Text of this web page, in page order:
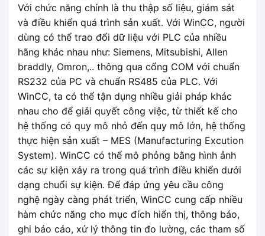
Với chức năng chính là thu thập số liệu, giám sát
và điều khiển quá trình sản xuất. Với WinCC, người
dùng có thể trao đổi dữ liệu với PLC của nhiều
hãng khác nhau như: Siemens, Mitsubishi, Allen
braddly, Omron,.. thông qua cổng COM với chuẩn
RS232 của PC và chuẩn RS485 của PLC. Với
WinCC, ta có thể tận dụng nhiều giải pháp khác
nhau cho để giải quyết công việc, từ thiết kế cho
hệ thống có quy mô nhỏ đến quy mô lớn, hệ thống
thực hiện sản xuất – MES (Manufacturing Excution
System). WinCC có thể mô phỏng bằng hình ảnh
các sự kiện xảy ra trong quá trình điều khiển dưới
dạng chuổi sự kiện. Để đáp ứng yêu cầu công
nghệ ngày càng phát triển, WinCC cung cấp nhiều
hàm chức năng cho mục đích hiển thị, thông báo,
ghi báo cáo, xử lý thông tin đo lường, các tham số